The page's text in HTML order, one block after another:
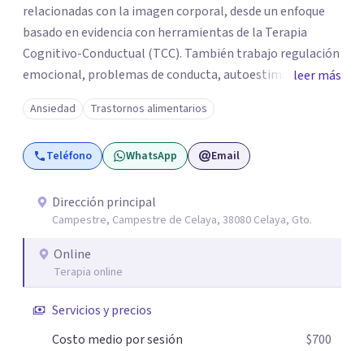
relacionadas con la imagen corporal, desde un enfoque
basado en evidencia con herramientas de la Terapia
Cognitivo-Conductual (TCC). También trabajo regulación
emocional, problemas de conducta, autoestima y
desarrollo de habilidades sociales y emocionales en
población infantil y juvenil. Me mantengo en constante
formación y actualización para brindar el
acompañamiento más efectivo a cada persona. Ofrezco
alimentación consciente, adaptado a las necesidades de
cada paciente y su familia. Atiendo de forma online.
Puedes reservar tu primera sesión directamente desde mi
perfil.
leer más
Ansiedad Trastornos alimentarios
Teléfono WhatsApp Email
Dirección principal
Campestre, Campestre de Celaya, 38080 Celaya, Gto.
Online
Terapia online
Servicios y precios
Costo medio por sesión
$700